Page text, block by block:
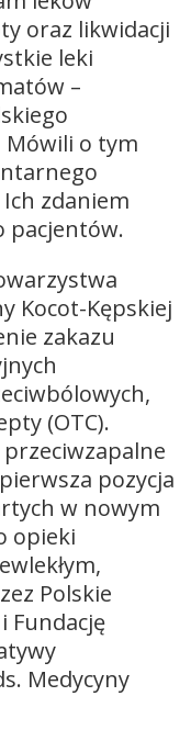
oraz likwidacji
leki
–
Mówili o tym
Ich zdaniem
pacjentów.
Kocot-Kępskiej
zakazu
(OTC).
pozycja
w nowym
opieki
Polskie
Fundację
Medycyny